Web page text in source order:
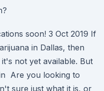
soon! 3 Oct 2019 If
in Dallas, then
not yet available. But
Are you looking to
sure just what it is, or